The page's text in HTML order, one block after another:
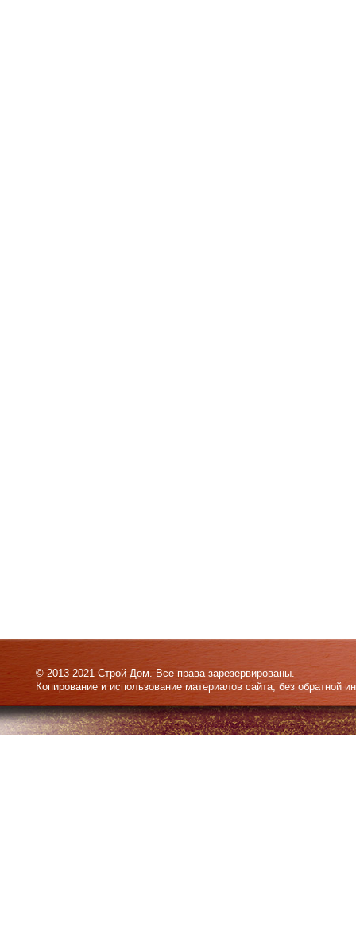
© 2013-2021 Строй Дом. Все права зарезервированы.
Копирование и использование материалов сайта, без обратной